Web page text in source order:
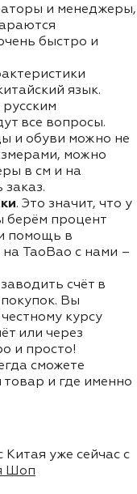
и менеджеры,
быстро и
язык.
все вопросы.
и обуви можно не
можно
в см и на
заказ.
. Это значит, что у
берём процент
помощь в
TaoBao с нами –
счёт в
Вы
курсу
или через
и просто!
сможете
и где именно
уже сейчас с
Шоп